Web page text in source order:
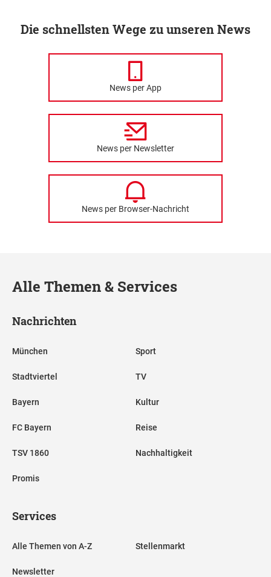
Die schnellsten Wege zu unseren News
News per App
News per Newsletter
News per Browser-Nachricht
Alle Themen & Services
Nachrichten
München
Stadtviertel
Bayern
FC Bayern
TSV 1860
Promis
Sport
TV
Kultur
Reise
Nachhaltigkeit
Services
Alle Themen von A-Z
Newsletter
Stellenmarkt